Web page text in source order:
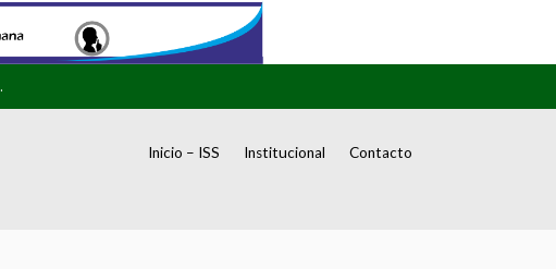
Inicio – ISS Institucional Contacto